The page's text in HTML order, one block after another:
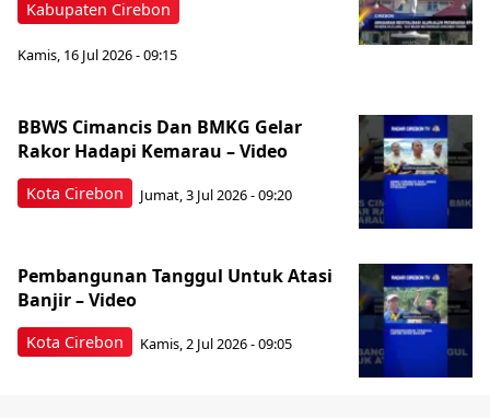
Kabupaten Cirebon
Kamis, 16 Jul 2026 - 09:15
Kota Cirebon
BBWS Cimancis Dan BMKG Gelar
Rakor Hadapi Kemarau – Video
Jumat, 3 Jul 2026 - 09:20
Kota Cirebon
Pembangunan Tanggul Untuk Atasi
Banjir – Video
Kamis, 2 Jul 2026 - 09:05